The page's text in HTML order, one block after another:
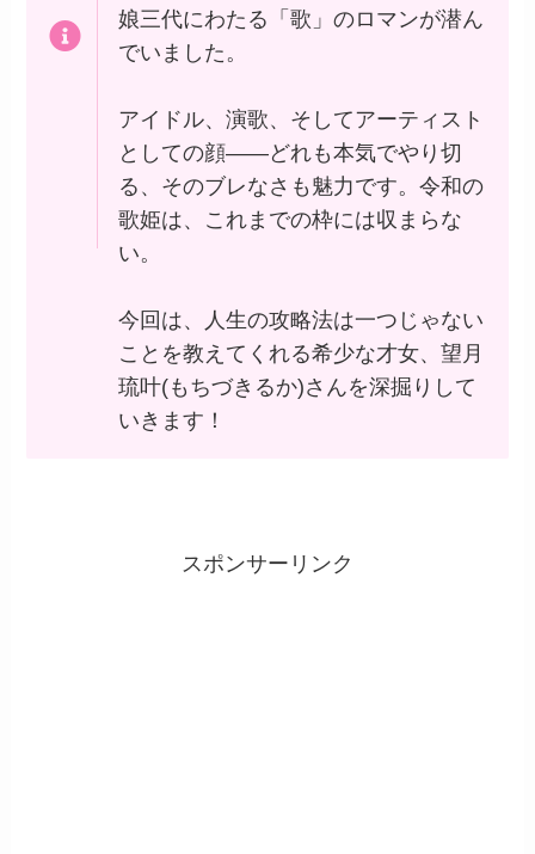
娘三代にわたる「歌」のロマンが潜ん
でいました。
アイドル、演歌、そしてアーティスト
としての顔――どれも本気でやり切
る、そのブレなさも魅力です。令和の
歌姫は、これまでの枠には収まらな
い。
今回は、人生の攻略法は一つじゃない
ことを教えてくれる希少な才女、望月
琉叶(もちづきるか)さんを深掘りして
いきます！
スポンサーリンク